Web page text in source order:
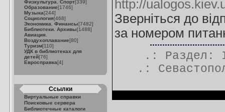
Физкультура. Спорт[339]
Образование[1746]
Музыка[244]
Социология[468]
Экономика. Финансы[7482]
Библиотеки. Архивы[1488]
Авиация.
Воздухоплавание[80]
Туризм[110]
УДК в библиотеках для
детей[76]
Евросправка[4]
Ссылки
Виртуальные справки
Поисковые сервера
Библиотечные каталоги
http://
Зверніться до
за номером
.: Раздел:
.: